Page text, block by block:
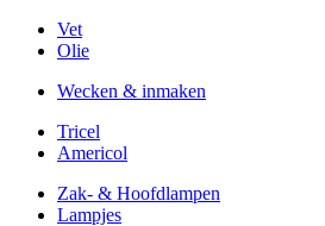
Vet
Olie
Wecken & inmaken
Tricel
Americol
Zak- & Hoofdlampen
Lampjes